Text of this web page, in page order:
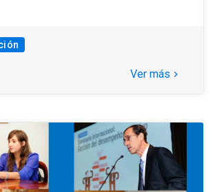
Ver más keyboard_arrow_right